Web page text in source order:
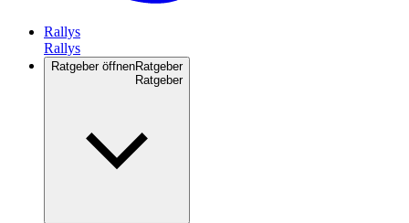
Rallys
Ratgeber öffnenRatgeber